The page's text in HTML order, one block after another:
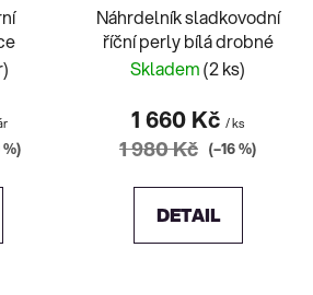
Náhrdelník sladkovodní
říční perly bílá drobné
Skladem(2 ks)
1 660 Kč / ks
1 980 Kč (–16 %)
DETAIL